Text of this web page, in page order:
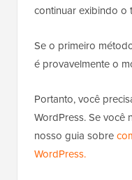
continuar exibindo o
Se o primeiro
é provavelmente o
Portanto, você
WordPress. Se você
nosso guia sobre
WordPress.